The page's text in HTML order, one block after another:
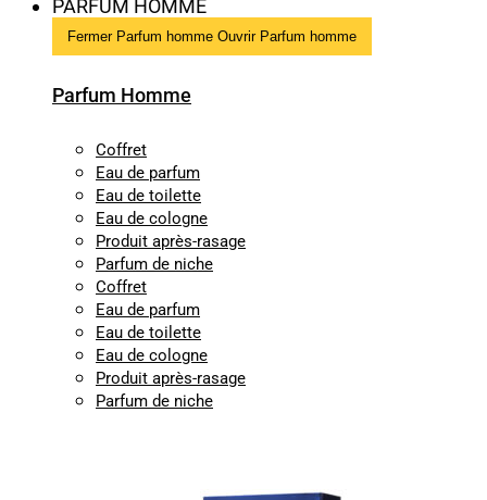
PARFUM HOMME
Fermer Parfum homme Ouvrir Parfum homme
Parfum Homme
Coffret
Eau de parfum
Eau de toilette
Eau de cologne
Produit après-rasage
Parfum de niche
Coffret
Eau de parfum
Eau de toilette
Eau de cologne
Produit après-rasage
Parfum de niche